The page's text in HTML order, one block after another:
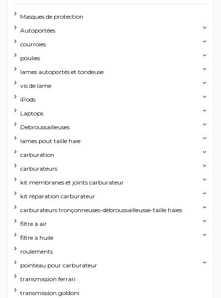
Masques de protection
Autoportées
courroies
poulies
lames autoportés et tondeuse
vis de lame
iPods
Laptops
Debroussailleuses
lames pout taille haie
carburation
carburateurs
kit membranes et joints carburateur
kit réparation carburateur
carburateurs tronçonneuses-débroussailleusse-taille haies
filtre à air
filtre à huile
roulements
pointeau pour carburateur
transmission ferrari
transmission goldoni